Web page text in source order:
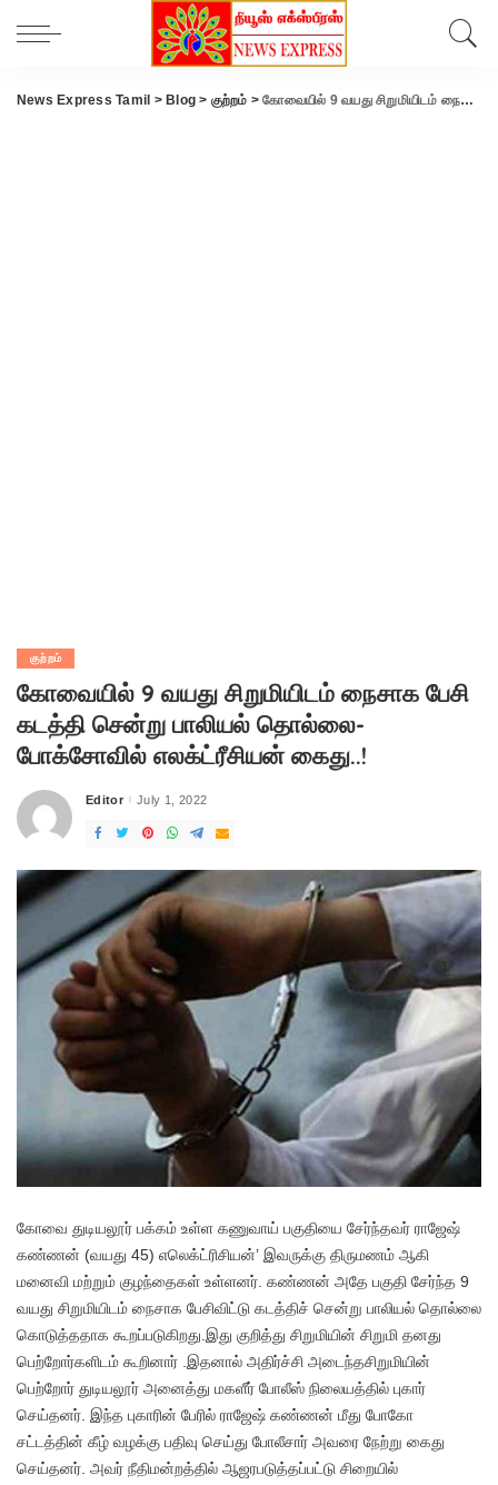
News Express Tamil > Blog > குற்றம் >கோவையில் 9 வயது சிறுமியிடம் நைசாக பேசி கடத்தி சென்று பாலியல் தொல்லை- போக்சோவில் எலக்ட்ரீசியன் கைது..!
குற்றம்
கோவையில் 9 வயது சிறுமியிடம் நைசாக பேசி
கடத்தி சென்று பாலியல் தொல்லை-
போக்சோவில் எலக்ட்ரீசியன் கைது..!
Posted
Editor July 1, 2022
கோவை துடியலூர் பக்கம் உள்ள கணுவாய் பகுதியை சேர்ந்தவர் ராஜேஷ்
கண்ணன் (வயது 45) எலெக்ட்ரிசியன்’ இவருக்கு திருமணம் ஆகி
மனைவி மற்றும் குழந்தைகள் உள்ளனர். கண்ணன் அதே பகுதி சேர்ந்த 9
வயது சிறுமியிடம் நைசாக பேசிவிட்டு கடத்திச் சென்று பாலியல் தொல்லை
கொடுத்ததாக கூறப்படுகிறது.இது குறித்து சிறுமியின் சிறுமி தனது
பெற்றோர்களிடம் கூறினார் .இதனால் அதிர்ச்சி அடைந்தசிறுமியின்
பெற்றோர் துடியலூர் அனைத்து மகளீர் போலீஸ் நிலையத்தில் புகார்
செய்தனர். இந்த புகாரின் பேரில் ராஜேஷ் கண்ணன் மீது போகோ
சட்டத்தின் கீழ் வழக்கு பதிவு செய்து போலீசார் அவரை நேற்று கைது
செய்தனர். அவர் நீதிமன்றத்தில் ஆஜரபடுத்தப்பட்டு சிறையில்